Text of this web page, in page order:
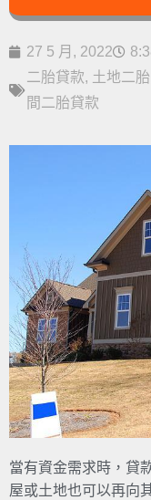
27 5 月, 2022
二胎貸款, 土地二胎
間二胎貸款
當有資金需求時，貸
屋或土地也可以再向